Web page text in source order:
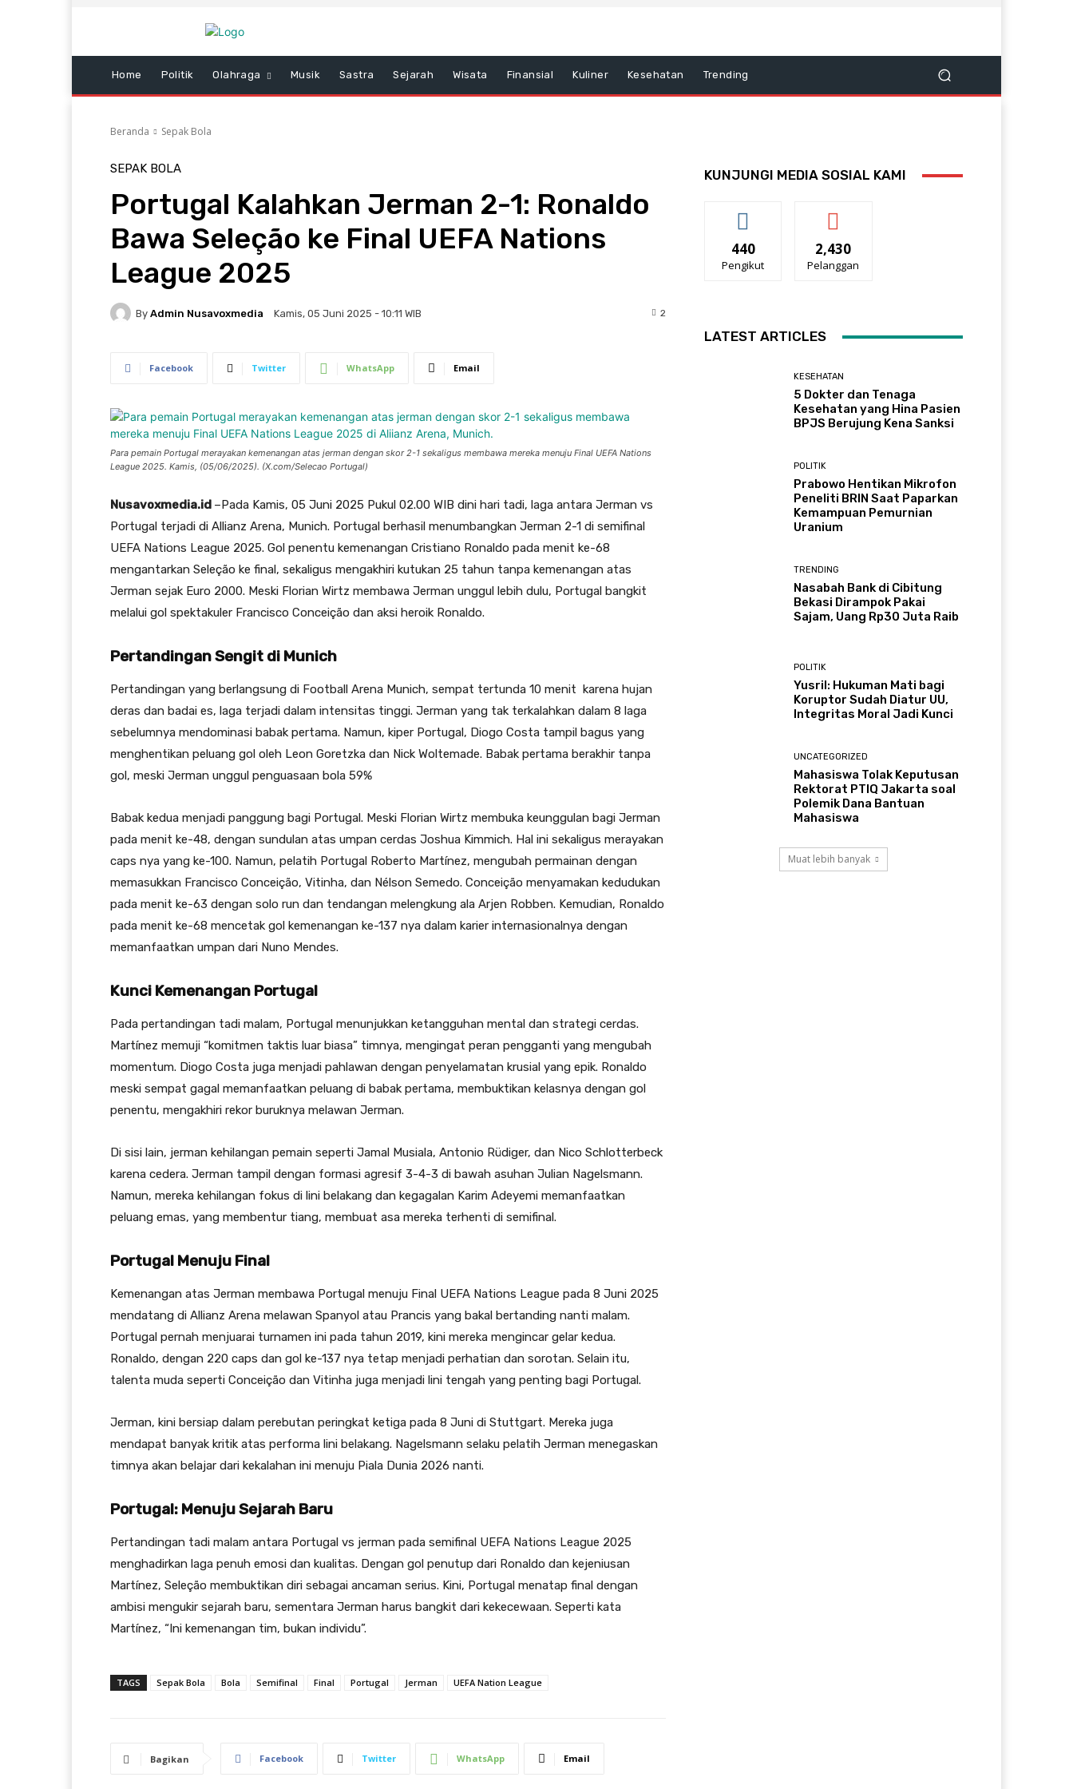
Home Politik Olahraga Musik Sastra Sejarah Wisata Finansial Kuliner Kesehatan Trending
Beranda Sepak Bola
SEPAK BOLA
Portugal Kalahkan Jerman 2-1: Ronaldo
Bawa Seleção ke Final UEFA Nations
League 2025
By Admin Nusavoxmedia Kamis, 05 Juni 2025 - 10:11 WIB 2
Facebook Twitter WhatsApp Email
Para pemain Portugal merayakan kemenangan atas jerman dengan skor 2-1 sekaligus membawa mereka menuju Final UEFA Nations
League 2025. Kamis, (05/06/2025). (X.com/Selecao Portugal)
Nusavoxmedia.id –Pada Kamis, 05 Juni 2025 Pukul 02.00 WIB dini hari tadi, laga antara Jerman vs
Portugal terjadi di Allianz Arena, Munich. Portugal berhasil menumbangkan Jerman 2-1 di semifinal
UEFA Nations League 2025. Gol penentu kemenangan Cristiano Ronaldo pada menit ke-68
mengantarkan Seleção ke final, sekaligus mengakhiri kutukan 25 tahun tanpa kemenangan atas
Jerman sejak Euro 2000. Meski Florian Wirtz membawa Jerman unggul lebih dulu, Portugal bangkit
melalui gol spektakuler Francisco Conceição dan aksi heroik Ronaldo.
Pertandingan Sengit di Munich
Pertandingan yang berlangsung di Football Arena Munich, sempat tertunda 10 menit karena hujan
deras dan badai es, laga terjadi dalam intensitas tinggi. Jerman yang tak terkalahkan dalam 8 laga
sebelumnya mendominasi babak pertama. Namun, kiper Portugal, Diogo Costa tampil bagus yang
menghentikan peluang gol oleh Leon Goretzka dan Nick Woltemade. Babak pertama berakhir tanpa
gol, meski Jerman unggul penguasaan bola 59%
Babak kedua menjadi panggung bagi Portugal. Meski Florian Wirtz membuka keunggulan bagi Jerman
pada menit ke-48, dengan sundulan atas umpan cerdas Joshua Kimmich. Hal ini sekaligus merayakan
caps nya yang ke-100. Namun, pelatih Portugal Roberto Martínez, mengubah permainan dengan
memasukkan Francisco Conceição, Vitinha, dan Nélson Semedo. Conceição menyamakan kedudukan
pada menit ke-63 dengan solo run dan tendangan melengkung ala Arjen Robben. Kemudian, Ronaldo
pada menit ke-68 mencetak gol kemenangan ke-137 nya dalam karier internasionalnya dengan
memanfaatkan umpan dari Nuno Mendes.
Kunci Kemenangan Portugal
Pada pertandingan tadi malam, Portugal menunjukkan ketangguhan mental dan strategi cerdas.
Martínez memuji “komitmen taktis luar biasa” timnya, mengingat peran pengganti yang mengubah
momentum. Diogo Costa juga menjadi pahlawan dengan penyelamatan krusial yang epik. Ronaldo
meski sempat gagal memanfaatkan peluang di babak pertama, membuktikan kelasnya dengan gol
penentu, mengakhiri rekor buruknya melawan Jerman.
Di sisi lain, jerman kehilangan pemain seperti Jamal Musiala, Antonio Rüdiger, dan Nico Schlotterbeck
karena cedera. Jerman tampil dengan formasi agresif 3-4-3 di bawah asuhan Julian Nagelsmann.
Namun, mereka kehilangan fokus di lini belakang dan kegagalan Karim Adeyemi memanfaatkan
peluang emas, yang membentur tiang, membuat asa mereka terhenti di semifinal.
Portugal Menuju Final
Kemenangan atas Jerman membawa Portugal menuju Final UEFA Nations League pada 8 Juni 2025
mendatang di Allianz Arena melawan Spanyol atau Prancis yang bakal bertanding nanti malam.
Portugal pernah menjuarai turnamen ini pada tahun 2019, kini mereka mengincar gelar kedua.
Ronaldo, dengan 220 caps dan gol ke-137 nya tetap menjadi perhatian dan sorotan. Selain itu,
talenta muda seperti Conceição dan Vitinha juga menjadi lini tengah yang penting bagi Portugal.
Jerman, kini bersiap dalam perebutan peringkat ketiga pada 8 Juni di Stuttgart. Mereka juga
mendapat banyak kritik atas performa lini belakang. Nagelsmann selaku pelatih Jerman menegaskan
timnya akan belajar dari kekalahan ini menuju Piala Dunia 2026 nanti.
Portugal: Menuju Sejarah Baru
Pertandingan tadi malam antara Portugal vs jerman pada semifinal UEFA Nations League 2025
menghadirkan laga penuh emosi dan kualitas. Dengan gol penutup dari Ronaldo dan kejeniusan
Martínez, Seleção membuktikan diri sebagai ancaman serius. Kini, Portugal menatap final dengan
ambisi mengukir sejarah baru, sementara Jerman harus bangkit dari kekecewaan. Seperti kata
Martínez, “Ini kemenangan tim, bukan individu”.
TAGS Sepak Bola Bola Semifinal Final Portugal Jerman UEFA Nation League
Bagikan Facebook Twitter WhatsApp Email
KUNJUNGI MEDIA SOSIAL KAMI
440
Pengikut
2,430
Pelanggan
LATEST ARTICLES
KESEHATAN
5 Dokter dan Tenaga
Kesehatan yang Hina Pasien
BPJS Berujung Kena Sanksi
POLITIK
Prabowo Hentikan Mikrofon
Peneliti BRIN Saat Paparkan
Kemampuan Pemurnian
Uranium
TRENDING
Nasabah Bank di Cibitung
Bekasi Dirampok Pakai
Sajam, Uang Rp30 Juta Raib
POLITIK
Yusril: Hukuman Mati bagi
Koruptor Sudah Diatur UU,
Integritas Moral Jadi Kunci
UNCATEGORIZED
Mahasiswa Tolak Keputusan
Rektorat PTIQ Jakarta soal
Polemik Dana Bantuan
Mahasiswa
Muat lebih banyak